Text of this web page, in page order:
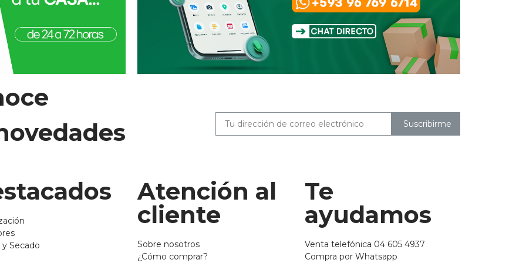
Suscribirme
y Secado
Atención al
cliente
Sobre nosotros
¿Cómo comprar?
Te
ayudamos
Venta telefónica 04 605 4937
Compra por Whatsapp